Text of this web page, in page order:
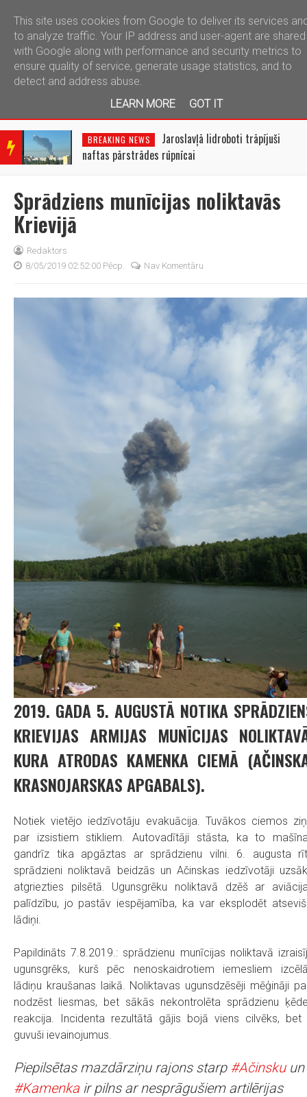
telegram
BRE
AKIN
NEW
BREAKING NEWS
Jaroslavļā lidroboti trāpījuši
naftas pārstrādes rūpnīcai
Sprādziens munīcijas noliktavās
Krievijā
Redaktors
8/05/2019 02:52:00 Pēcp.
Nav Komentāru
2019. GADA 5. AUGUSTĀ NOTIKA
KRIEVIJAS ARMIJAS MUNĪCIJAS
KURA ATRODAS KAMENKA CIEMĀ
KRASNOJARSKAS APGABALS).
Notiek vietējo iedzīvotāju evakuācija. Tuvākos ciemos
par izsistiem stikliem. Autovadītāji stāsta, ka to
gandrīz tika apgāztas ar sprādzienu vilni. 6. augusta
sprādzieni noliktavā beidzās un Ačinskas iedzīvotāji
atgriezties pilsētā. Ugunsgrēku noliktavā dzēš ar
palīdzību, jo pastāv iespējamība, ka var eksplodēt
lādiņi.
Papildināts 7.8.2019.: sprādzienu munīcijas noliktavā
ugunsgrēks, kurš pēc nenoskaidrotiem iemesliem
lādiņu kraušanas laikā. Noliktavas ugunsdzēsēji mēģināji
nodzēst liesmas, bet sākās nekontrolēta sprādzienu
reakcija. Incidenta rezultātā gājis bojā viens cilvēks, bet
guvuši ievainojumus.
Piepilsētas mazdārziņu rajons starp #Ačinskuun
#Kamenka ir pilns ar nesprāgušiem artilērijas
This site uses cookies from Google to deliver its services
to analyze traffic. Your IP address and user-agent are shared
with Google along with performance and security metrics to
ensure quality of service, generate usage statistics, and to
detect and address abuse.
LEARN MORE
GOT IT